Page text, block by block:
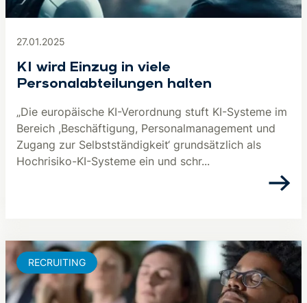
27.01.2025
KI wird Einzug in viele
Personalabteilungen halten
„Die europäische KI-Verordnung stuft KI-Systeme im
Bereich ,Beschäftigung, Personalmanagement und
Zugang zur Selbstständigkeit‘ grundsätzlich als
Hochrisiko-KI-Systeme ein und schr...
RECRUITING